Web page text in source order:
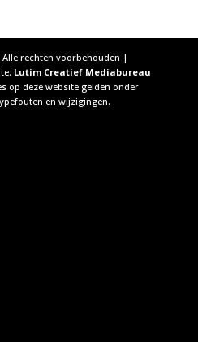
rechten voorbehouden |
Lutim Creatief Mediabureau
op deze website gelden onder
en wijzigingen.